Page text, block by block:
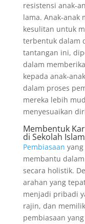
resistensi anak-
lama. Anak-anak
kesulitan untuk
terbentuk dalam
tantangan ini,
dalam
kepada anak-
dalam proses
mereka lebih
menyesuaikan
Membentuk
di Sekolah Islam
Pembiasaan
membantu
secara holistik.
arahan yang
menjadi pribadi
rajin, dan
pembiasaan